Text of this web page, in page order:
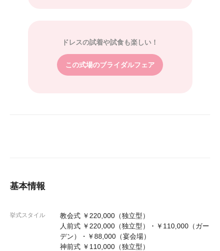
ドレスの試着や試食も楽しい！
この式場のブライダルフェア
基本情報
挙式スタイル
教会式 ￥220,000（独立型）
人前式 ￥220,000（独立型）・￥110,000（ガー
デン）・￥88,000（宴会場）
神前式 ￥110,000（独立型）